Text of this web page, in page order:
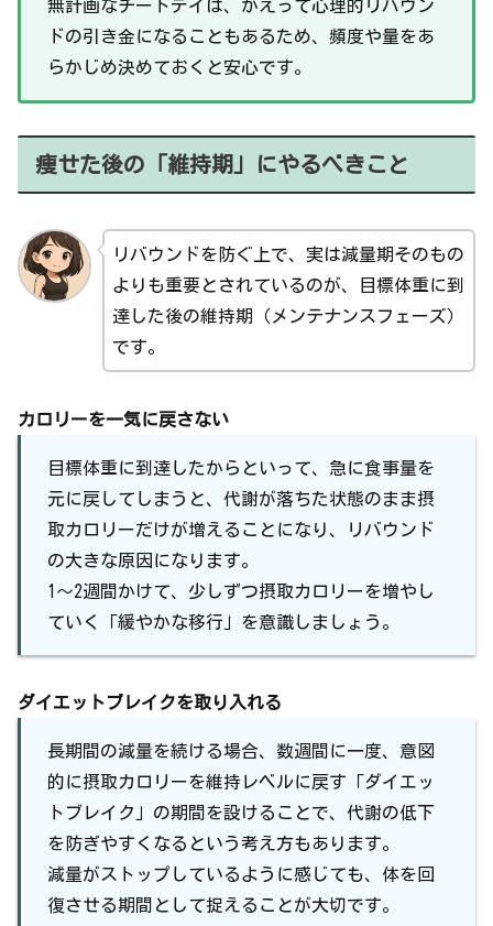
無計画なチートデイは、かえって心理的リバウン
ドの引き金になることもあるため、頻度や量をあ
らかじめ決めておくと安心です。
痩せた後の「維持期」にやるべきこと
リバウンドを防ぐ上で、実は減量期そのもの
よりも重要とされているのが、目標体重に到
達した後の維持期（メンテナンスフェーズ）
です。
カロリーを一気に戻さない
目標体重に到達したからといって、急に食事量を
元に戻してしまうと、代謝が落ちた状態のまま摂
取カロリーだけが増えることになり、リバウンド
の大きな原因になります。
1〜2週間かけて、少しずつ摂取カロリーを増やし
ていく「緩やかな移行」を意識しましょう。
ダイエットブレイクを取り入れる
長期間の減量を続ける場合、数週間に一度、意図
的に摂取カロリーを維持レベルに戻す「ダイエッ
トブレイク」の期間を設けることで、代謝の低下
を防ぎやすくなるという考え方もあります。
減量がストップしているように感じても、体を回
復させる期間として捉えることが大切です。